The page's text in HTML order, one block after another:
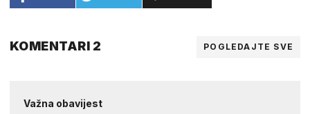
KOMENTARI 2 POGLEDAJTE SVE
Važna obavijest